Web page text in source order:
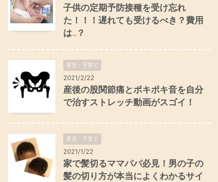
子供の定期予防接種を受け忘れ
た！！！遅れても受けるべき？費用
は...？
育児・子育て
2021/2/22
産後の股関節痛とポキポキ音を自分
で治すストレッチ動画がスゴイ！
育児・子育て
2021/1/22
家で髪切るママパパ必見！男の子の
髪の切り方が本当によくわかるサイ